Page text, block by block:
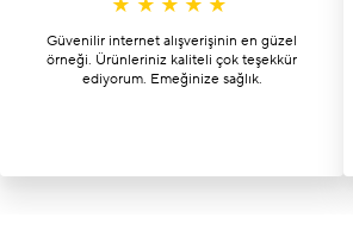
Güvenilir internet alışverişinin en güzel
örneği. Ürünleriniz kaliteli çok teşekkür
ediyorum. Emeğinize sağlık.